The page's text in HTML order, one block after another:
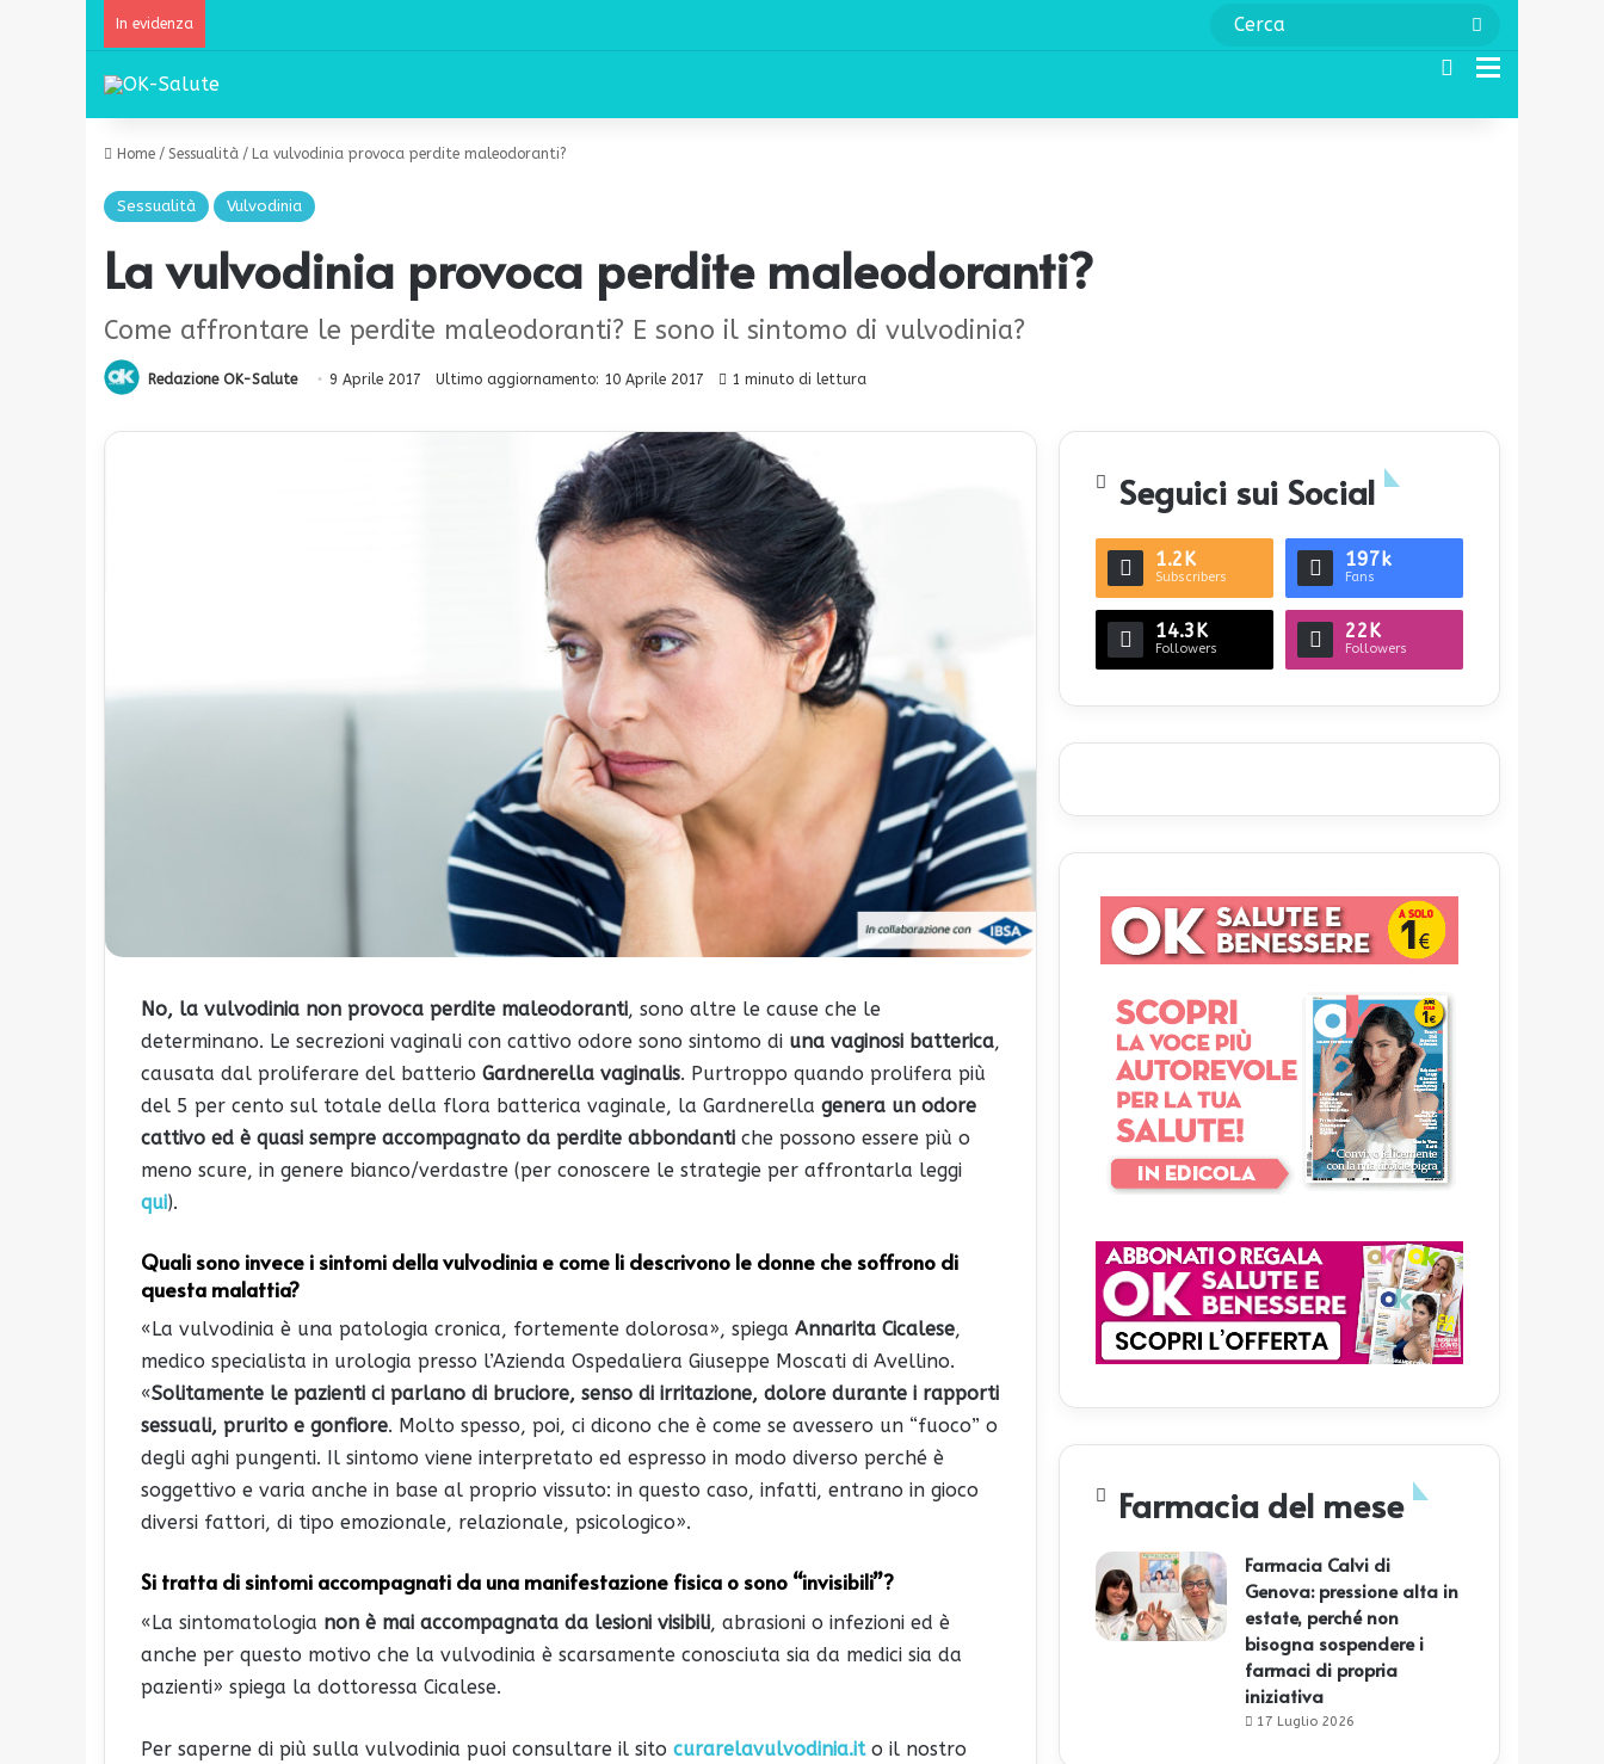
In evidenza
Cerca
Home / Sessualità / La vulvodinia provoca perdite maleodoranti?
Sessualità Vulvodinia
La vulvodinia provoca perdite maleodoranti?
Come affrontare le perdite maleodoranti? E sono il sintomo di vulvodinia?
Redazione OK-Salute 9 Aprile 2017 Ultimo aggiornamento: 10 Aprile 2017 1 minuto di lettura
No, la vulvodinia non provoca perdite maleodoranti, sono altre le cause che le
determinano. Le secrezioni vaginali con cattivo odore sono sintomo di una vaginosi batterica,
causata dal proliferare del batterio Gardnerella vaginalis. Purtroppo quando prolifera più
del 5 per cento sul totale della flora batterica vaginale, la Gardnerella genera un odore
cattivo ed è quasi sempre accompagnato da perdite abbondanti che possono essere più o
meno scure, in genere bianco/verdastre (per conoscere le strategie per affrontarla leggi
qui).
Quali sono invece i sintomi della vulvodinia e come li descrivono le donne che soffrono di
questa malattia?
«La vulvodinia è una patologia cronica, fortemente dolorosa», spiega Annarita Cicalese,
medico specialista in urologia presso l’Azienda Ospedaliera Giuseppe Moscati di Avellino.
«Solitamente le pazienti ci parlano di bruciore, senso di irritazione, dolore durante i rapporti
sessuali, prurito e gonfiore. Molto spesso, poi, ci dicono che è come se avessero un “fuoco” o
degli aghi pungenti. Il sintomo viene interpretato ed espresso in modo diverso perché è
soggettivo e varia anche in base al proprio vissuto: in questo caso, infatti, entrano in gioco
diversi fattori, di tipo emozionale, relazionale, psicologico».
Si tratta di sintomi accompagnati da una manifestazione fisica o sono “invisibili”?
«La sintomatologia non è mai accompagnata da lesioni visibili, abrasioni o infezioni ed è
anche per questo motivo che la vulvodinia è scarsamente conosciuta sia da medici sia da
pazienti» spiega la dottoressa Cicalese.
Per saperne di più sulla vulvodinia puoi consultare il sito curarelavulvodinia.ito il nostro
Seguici sui Social
1.2K
Subscribers
197k
Fans
14.3K
Followers
22K
Followers
Farmacia del mese
Farmacia Calvi di
Genova: pressione alta in
estate, perché non
bisogna sospendere i
farmaci di propria
iniziativa
17 Luglio 2026